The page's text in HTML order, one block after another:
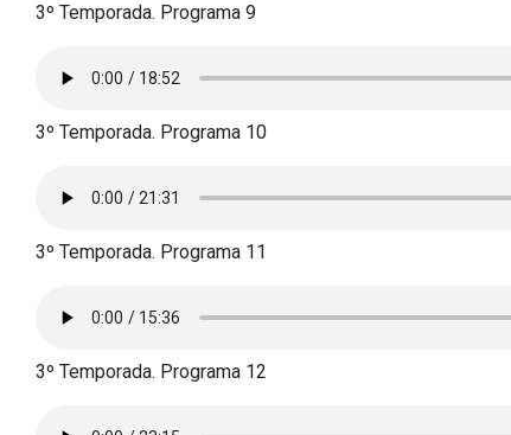
3º Temporada. Programa 9
3º Temporada. Programa 10
3º Temporada. Programa 11
3º Temporada. Programa 12